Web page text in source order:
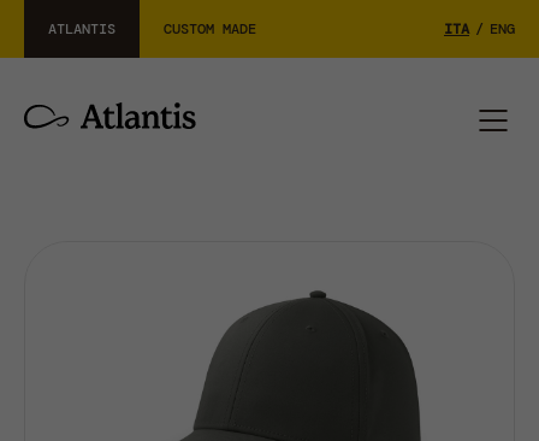
ATLANTIS CUSTOM MADE ITA / ENG